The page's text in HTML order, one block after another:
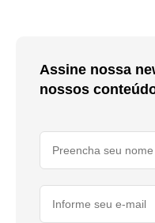
Assine nossa
nossos